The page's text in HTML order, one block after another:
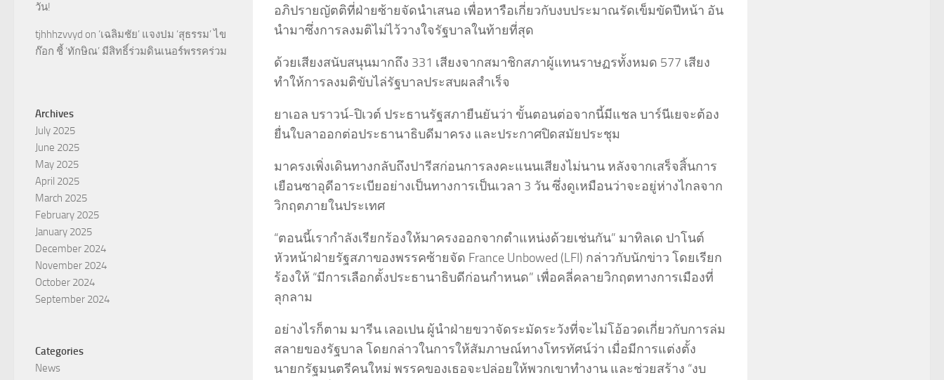
อภิปรายญัตติที่ฝ่ายซ้ายจัดนำเสนอ เพื่อหารือเกี่ยวกับงบประมาณรัดเข็มขัดปีหน้า อัน
นำมาซึ่งการลงมติไม่ไว้วางใจรัฐบาลในท้ายที่สุด
ด้วยเสียงสนับสนุนมากถึง 331 เสียงจากสมาชิกสภาผู้แทนราษฏรทั้งหมด 577 เสียง
ทำให้การลงมติขับไล่รัฐบาลประสบผลสำเร็จ
ยาเอล บราวน์-ปิเวต์ ประธานรัฐสภายืนยันว่า ขั้นตอนต่อจากนี้มีแชล บาร์นีเยจะต้อง
ยื่นใบลาออกต่อประธานาธิบดีมาครง และประกาศปิดสมัยประชุม
มาครงเพิ่งเดินทางกลับถึงปารีสก่อนการลงคะแนนเสียงไม่นาน หลังจากเสร็จสิ้นการ
เยือนซาอุดีอาระเบียอย่างเป็นทางการเป็นเวลา 3 วัน ซึ่งดูเหมือนว่าจะอยู่ห่างไกลจาก
วิกฤตภายในประเทศ
“ตอนนี้เรากำลังเรียกร้องให้มาครงออกจากตำแหน่งด้วยเช่นกัน” มาทิลเด ปาโนต์
หัวหน้าฝ่ายรัฐสภาของพรรคซ้ายจัด France Unbowed (LFI) กล่าวกับนักข่าว โดยเรียก
ร้องให้ “มีการเลือกตั้งประธานาธิบดีก่อนกำหนด” เพื่อคลี่คลายวิกฤตทางการเมืองที่
ลุกลาม
อย่างไรก็ตาม มารีน เลอเปน ผู้นำฝ่ายขวาจัดระมัดระวังที่จะไม่โอ้อวดเกี่ยวกับการล่ม
สลายของรัฐบาล โดยกล่าวในการให้สัมภาษณ์ทางโทรทัศน์ว่า เมื่อมีการแต่งตั้ง
นายกรัฐมนตรีคนใหม่ พรรคของเธอจะปล่อยให้พวกเขาทำงาน และช่วยสร้าง “งบ
วัน!
tjhhhzvvyd on ‘เฉลิมชัย’ แจงปม ‘สุธรรม’ ไข
ก๊อก ชี้ ‘ทักษิณ’ มีสิทธิ์ร่วมดินเนอร์พรรคร่วม
Archives
July 2025
June 2025
May 2025
April 2025
March 2025
February 2025
January 2025
December 2024
November 2024
October 2024
September 2024
Categories
News